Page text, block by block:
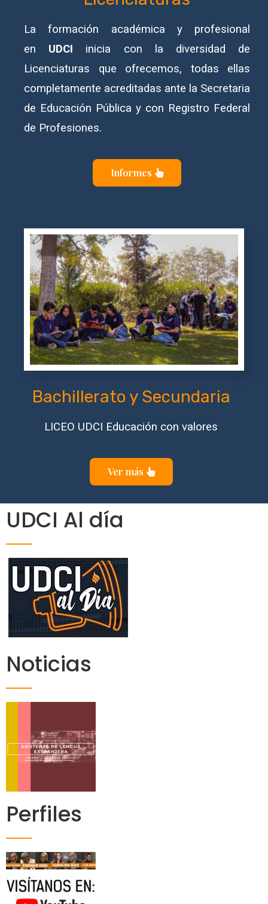
La formación académica y profesional
en UDCI inicia con la diversidad de
Licenciaturas que ofrecemos, todas ellas
completamente acreditadas ante la Secretaria
de Educación Pública y con Registro Federal
de Profesiones.
Informes
Bachillerato y Secundaria
LICEO UDCI Educación con valores
Ver más
UDCI Al día
Noticias
Perfiles